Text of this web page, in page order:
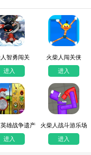
智勇闯关
进入
火柴人闯关侠
进入
雄战争遗产
进入
火柴人战斗游乐场
进入